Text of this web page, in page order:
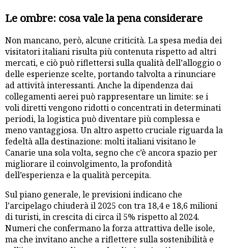
Le ombre: cosa vale la pena considerare
Non mancano, però, alcune criticità. La spesa media dei
visitatori italiani risulta più contenuta rispetto ad altri
mercati, e ciò può riflettersi sulla qualità dell’alloggio o
delle esperienze scelte, portando talvolta a rinunciare
ad attività interessanti. Anche la dipendenza dai
collegamenti aerei può rappresentare un limite: se i
voli diretti vengono ridotti o concentrati in determinati
periodi, la logistica può diventare più complessa e
meno vantaggiosa. Un altro aspetto cruciale riguarda la
fedeltà alla destinazione: molti italiani visitano le
Canarie una sola volta, segno che c’è ancora spazio per
migliorare il coinvolgimento, la profondità
dell’esperienza e la qualità percepita.
Sul piano generale, le previsioni indicano che
l’arcipelago chiuderà il 2025 con tra 18,4 e 18,6 milioni
di turisti, in crescita di circa il 5% rispetto al 2024.
Numeri che confermano la forza attrattiva delle isole,
ma che invitano anche a riflettere sulla sostenibilità e